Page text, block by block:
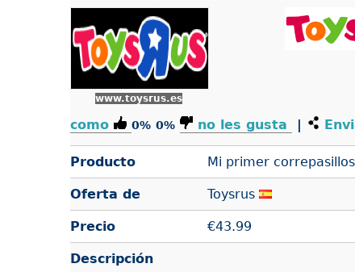
www.toysrus.es
como 0% 0% no les gusta |
Producto Mi primer
Oferta de Toysrus
Precio €43.99
Descripción